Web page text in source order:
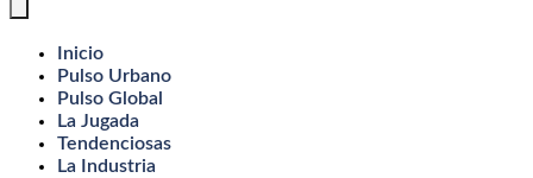
Inicio
Pulso Urbano
Pulso Global
La Jugada
Tendenciosas
La Industria